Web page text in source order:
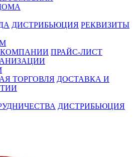
ДИСТРИБЬЮЦИЯ РЕКВИЗИТЫ
КОМПАНИИ ПРАЙС-ЛИСТ
ТОРГОВЛЯ ДОСТАВКА И
ДИСТРИБЬЮЦИЯ